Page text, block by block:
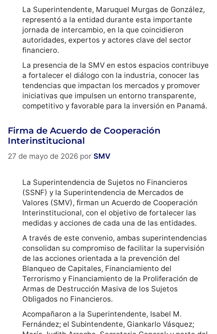
La Superintendente, Maruquel Murgas de González,
representó a la entidad durante esta importante
jornada de intercambio, en la que coincidieron
autoridades, expertos y actores clave del sector
financiero.
La presencia de la SMV en estos espacios contribuye
a fortalecer el diálogo con la industria, conocer las
tendencias que impactan los mercados y promover
iniciativas que impulsen un entorno transparente,
competitivo y favorable para la inversión en Panamá.
Firma de Acuerdo de Cooperación
Interinstitucional
27 de mayo de 2026 por SMV
La Superintendencia de Sujetos no Financieros
(SSNF) y la Superintendencia de Mercados de
Valores (SMV), firman un Acuerdo de Cooperación
Interinstitucional, con el objetivo de fortalecer las
medidas y acciones de cada una de las entidades.
A través de este convenio, ambas superintendencias
consolidan su compromiso de facilitar la supervisión
de las acciones orientada a la prevención del
Blanqueo de Capitales, Financiamiento del
Terrorismo y Financiamiento de la Proliferación de
Armas de Destrucción Masiva de los Sujetos
Obligados no Financieros.
Acompañaron a la Superintendente, Isabel M.
Fernández; el Subintendente, Giankarlo Vásquez;